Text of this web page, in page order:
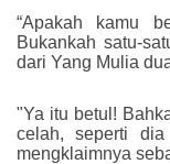
“Apakah kamu
Bukankah satu-
dari Yang Mulia
"Ya itu betul!
celah, seperti
mengklaimnya